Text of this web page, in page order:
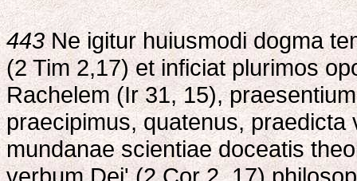
443Ne igitur huiusmodi dogma
(2 Tim 2,17) et inficiat plurimos
Rachelem (Ir 31, 15),
praecipimus, quatenus,
mundanae scientiae doceatis
verbum Dei' (2 Cor 2, 17)